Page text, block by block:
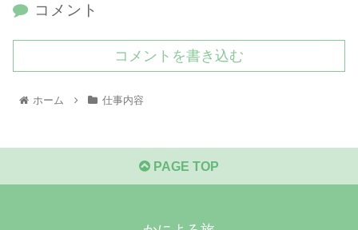
コメント
コメントを書き込む
ホーム 仕事内容
PAGE TOP